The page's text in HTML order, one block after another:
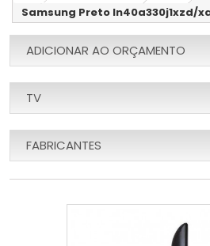
Samsung Preto ln40a330j1xzd/
ADICIONAR AO ORÇAMENTO
TV
FABRICANTES